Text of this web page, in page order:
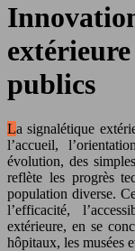
publics
La signalétique extérieure des bâtiments publics est essentielle pour
l’accueil,
évolution, des
reflète les progrès
population diverse.
l’efficacité,
extérieure, en se
hôpitaux, les musées